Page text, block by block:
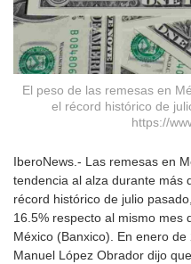
El peso de las remesas en
el récord histórico de
https://
IberoNews.- Las remesas en
tendencia al alza durante más
récord histórico de julio
16.5% respecto al mismo mes
México (Banxico). En enero
Manuel López Obrador dijo